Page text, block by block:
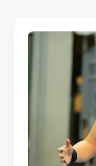
КОНТАКТЫ